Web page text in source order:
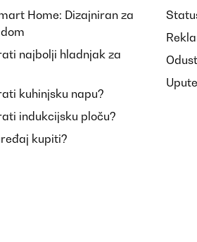
hat einen tollen Sound und gibt eine
Home: Dizajniran za
najbolji hladnjak za
kuhinjsku napu?
indukcijsku ploču?
kupiti?